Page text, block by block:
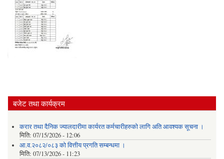
बजेट तथा कार्यक्रम
करार तथा दैनिक ज्यालदारीमा कार्यरत कर्मचारीहरुको लागि अति आवश्यक सूचना ।
मिति: 07/15/2026 - 12:06
आ.व.२०८२/०८३ को वित्तीय प्रगति सम्बन्धमा ।
मिति: 07/13/2026 - 11:23